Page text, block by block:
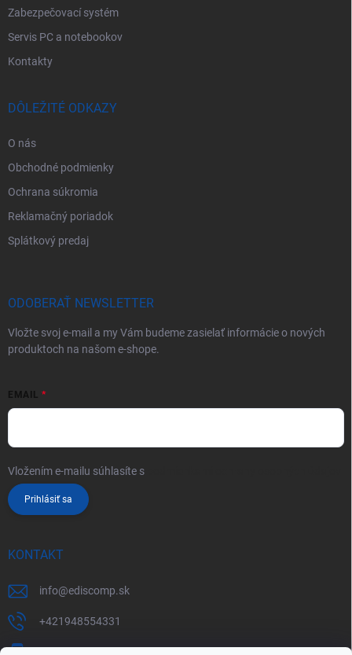
Zabezpečovací systém
Servis PC a notebookov
Kontakty
DÔLEŽITÉ ODKAZY
O nás
Obchodné podmienky
Ochrana súkromia
Reklamačný poriadok
Splátkový predaj
ODOBERAŤ NEWSLETTER
Vložte svoj e-mail a my Vám budeme zasielať informácie o nových
produktoch na našom e-shope.
EMAIL
Vložením e-mailu súhlasíte s
Prihlásiť sa
KONTAKT
info@ediscomp.sk
+421948554331